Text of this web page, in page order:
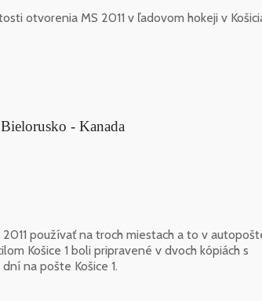
otvorenia MS 2011 v ľadovom hokeji v
- Kanada
používať na troch miestach a to v
Košice 1 boli pripravené v dvoch kópiách s
na pošte Košice 1.